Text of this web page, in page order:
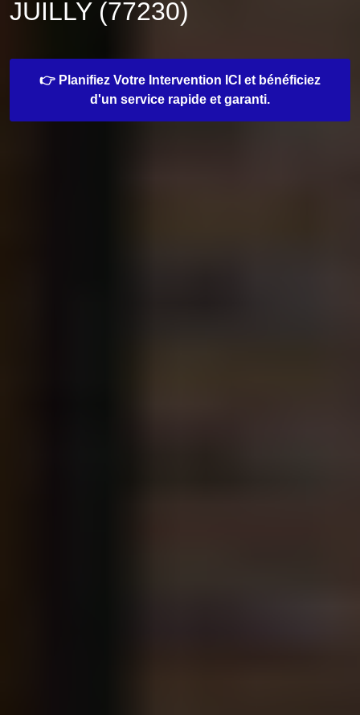
JUILLY (77230)
👉 Planifiez Votre Intervention ICI et bénéficiez
d'un service rapide et garanti.